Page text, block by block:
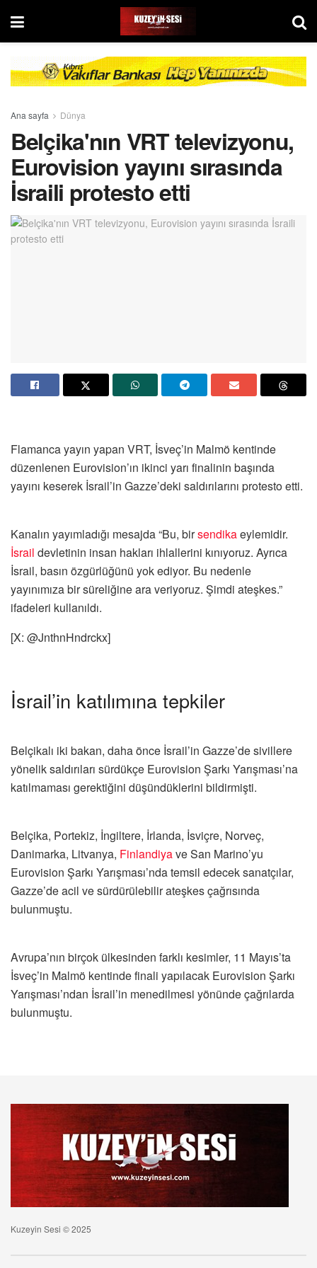
Ana sayfa Dünya
Belçika'nın VRT televizyonu,
Eurovision yayını sırasında
İsraili protesto etti
Flamanca yayın yapan VRT, İsveç’in Malmö kentinde
düzenlenen Eurovision’ın ikinci yarı finalinin başında
yayını keserek İsrail’in Gazze’deki saldırılarını protesto etti.
Kanalın yayımladığı mesajda “Bu, birsendikaeylemidir.
İsrail devletinin insan hakları ihlallerini kınıyoruz. Ayrıca
İsrail, basın özgürlüğünü yok ediyor. Bu nedenle
yayınımıza bir süreliğine ara veriyoruz. Şimdi ateşkes.”
ifadeleri kullanıldı.
[X: @JnthnHndrckx]
İsrail’in katılımına tepkiler
Belçikalı iki bakan, daha önce İsrail’in Gazze’de sivillere
yönelik saldırıları sürdükçe Eurovision Şarkı Yarışması’na
katılmaması gerektiğini düşündüklerini bildirmişti.
Belçika, Portekiz, İngiltere, İrlanda, İsviçre, Norveç,
Danimarka, Litvanya, Finlandiyave San Marino’yu
Eurovision Şarkı Yarışması’nda temsil edecek sanatçılar,
Gazze’de acil ve sürdürülebilir ateşkes çağrısında
bulunmuştu.
Avrupa’nın birçok ülkesinden farklı kesimler, 11 Mayıs’ta
İsveç’in Malmö kentinde finali yapılacak Eurovision Şarkı
Yarışması’ndan İsrail’in menedilmesi yönünde çağrılarda
bulunmuştu.
Kuzeyin Sesi © 2025